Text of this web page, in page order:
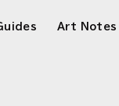
Art Notes